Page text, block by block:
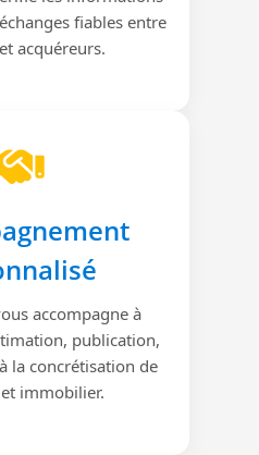
fiables entre
acquéreurs.
accompagne à
publication,
la concrétisation de
immobilier.